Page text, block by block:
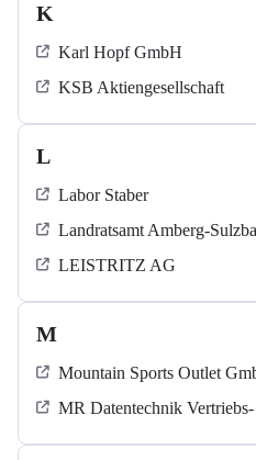
K
Karl Hopf GmbH
KSB Aktiengesellschaft
L
Labor Staber
Landratsamt Amberg-
LEISTRITZ AG
M
Mountain Sports Outlet
MR Datentechnik